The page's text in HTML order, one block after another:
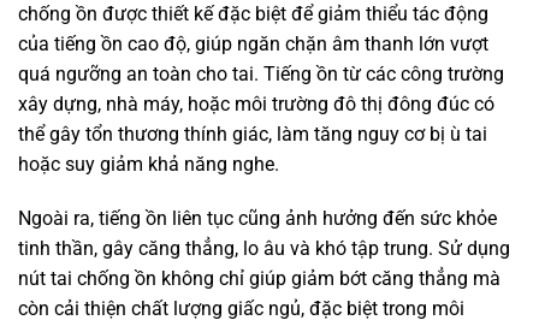
chống ồn được thiết kế đặc biệt để giảm thiểu tác động
của tiếng ồn cao độ, giúp ngăn chặn âm thanh lớn vượt
quá ngưỡng an toàn cho tai. Tiếng ồn từ các công trường
xây dựng, nhà máy, hoặc môi trường đô thị đông đúc có
thể gây tổn thương thính giác, làm tăng nguy cơ bị ù tai
hoặc suy giảm khả năng nghe.
Ngoài ra, tiếng ồn liên tục cũng ảnh hưởng đến sức khỏe
tinh thần, gây căng thẳng, lo âu và khó tập trung. Sử dụng
nút tai chống ồn không chỉ giúp giảm bớt căng thẳng mà
còn cải thiện chất lượng giấc ngủ, đặc biệt trong môi